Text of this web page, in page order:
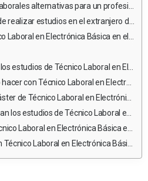
profesional de Técnico Laboral en Electrónica Básica que no desea ejercer?
durante los estudios de Técnico Laboral en Electrónica Básica?
en Electrónica Básica en el extranjero?
de Técnico Laboral en Electrónica Básica?
con Técnico Laboral en Electrónica Básica?
Laboral en Electrónica Básica en México?
de Técnico Laboral en Electrónica Básica?
en Electrónica Básica en México pública?
Laboral en Electrónica Básica en México?